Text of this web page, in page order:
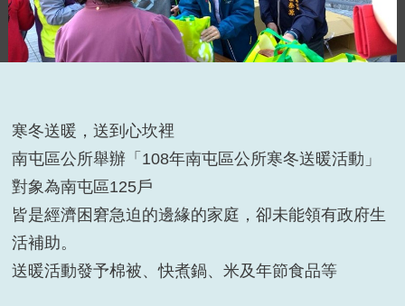
寒冬送暖，送到心坎裡
南屯區公所舉辦「108年南屯區公所寒冬送暖活動」
對象為南屯區125戶
皆是經濟困窘急迫的邊緣的家庭，卻未能領有政府生
活補助。
送暖活動發予棉被、快煮鍋、米及年節食品等